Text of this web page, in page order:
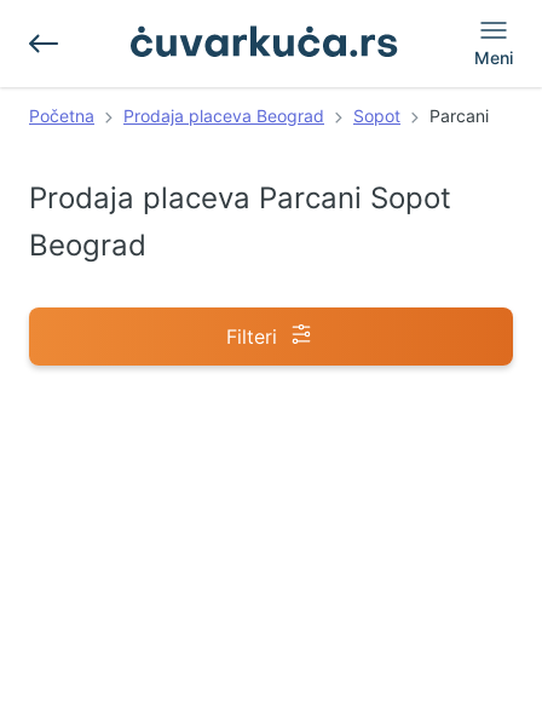
Meni
Početna Prodaja placeva Beograd Sopot Parcani
Prodaja placeva Parcani Sopot
Beograd
Filteri